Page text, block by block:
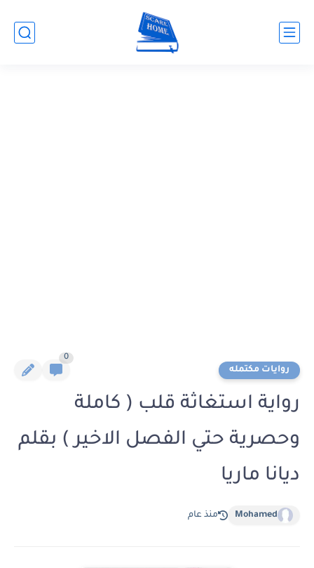
روايات مكتمله
0
رواية استغاثة قلب ( كاملة
وحصرية حتي الفصل الاخير ) بقلم
ديانا ماريا
Mohamed منذ عام